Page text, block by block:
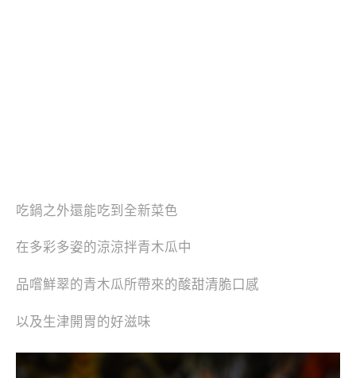
吃鍋之外還能吃到全新菜色
在多彩多姿的涼涼拌青木瓜中
品嚐鮮翠的青木瓜所帶來的酸甜清脆口感
以及生津開胃的好滋味